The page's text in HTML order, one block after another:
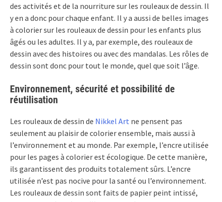
des activités et de la nourriture sur les rouleaux de dessin. Il
y en a donc pour chaque enfant. Il y a aussi de belles images
à colorier sur les rouleaux de dessin pour les enfants plus
âgés ou les adultes. Il y a, par exemple, des rouleaux de
dessin avec des histoires ou avec des mandalas. Les rôles de
dessin sont donc pour tout le monde, quel que soit l’âge.
Environnement, sécurité et possibilité de
réutilisation
Les rouleaux de dessin de Nikkel Art ne pensent pas
seulement au plaisir de colorier ensemble, mais aussi à
l’environnement et au monde. Par exemple, l’encre utilisée
pour les pages à colorier est écologique. De cette manière,
ils garantissent des produits totalement sûrs. L’encre
utilisée n’est pas nocive pour la santé ou l’environnement.
Les rouleaux de dessin sont faits de papier peint intissé,